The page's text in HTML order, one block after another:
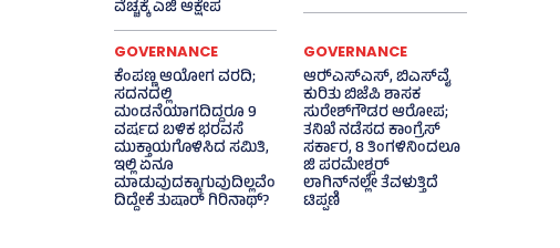
ವೆಚ್ಚಕ್ಕೆ ಎಜಿ ಆಕ್ಷೇಪ
GOVERNANCE
ಕೆಂಪಣ್ಣ ಆಯೋಗ ವರದಿ;
ಸದನದಲ್ಲಿ
ಮಂಡನೆಯಾಗದಿದ್ದರೂ 9
ವರ್ಷದ ಬಳಿಕ ಭರವಸೆ
ಮುಕ್ತಾಯಗೊಳಿಸಿದ ಸಮಿತಿ,
ಇಲ್ಲಿ ಏನೂ
ಮಾಡುವುದಕ್ಕಾಗುವುದಿಲ್ಲವೆಂ
ದಿದ್ದೇಕೆ ತುಷಾರ್ ಗಿರಿನಾಥ್?
GOVERNANCE
ಆರ್‍‌ಎಸ್‌ಎಸ್‌, ಬಿಎಸ್‌ವೈ
ಕುರಿತು ಬಿಜೆಪಿ ಶಾಸಕ
ಸುರೇಶ್‌ಗೌಡರ ಆರೋಪ;
ತನಿಖೆ ನಡೆಸದ ಕಾಂಗ್ರೆಸ್‌
ಸರ್ಕಾರ, 8 ತಿಂಗಳಿನಿಂದಲೂ
ಜಿ ಪರಮೇಶ್ವರ್
ಲಾಗಿನ್‌ನಲ್ಲೇ ತೆವಳುತ್ತಿದೆ
ಟಿಪ್ಪಣಿ